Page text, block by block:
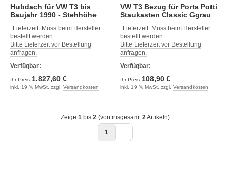
Hubdach für VW T3 bis
Baujahr 1990 - Stehhöhe
Lieferzeit: Muss beim Hersteller
bestellt werden
Bitte Lieferzeit vor Bestellung
anfragen.
Verfügbar:
Ihr Preis 1.827,60 €
inkl. 19 % MwSt. zzgl. Versandkosten
VW T3 Bezug für Porta Potti
Staukasten Classic Ggrau
Lieferzeit: Muss beim Hersteller
bestellt werden
Bitte Lieferzeit vor Bestellung
anfragen.
Verfügbar:
Ihr Preis 108,90 €
inkl. 19 % MwSt. zzgl. Versandkosten
Zeige 1bis 2(von insgesamt2Artikeln)
1